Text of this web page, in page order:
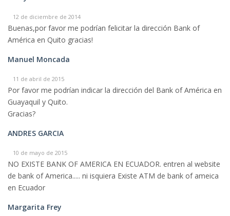
12 de diciembre de 2014
Buenas,por favor me podrían felicitar la dirección Bank of
América en Quito gracias!
Manuel Moncada
11 de abril de 2015
Por favor me podrían indicar la dirección del Bank of América en
Guayaquil y Quito.
Gracias?
ANDRES GARCIA
10 de mayo de 2015
NO EXISTE BANK OF AMERICA EN ECUADOR. entren al website
de bank of America..... ni isquiera Existe ATM de bank of ameica
en Ecuador
Margarita Frey